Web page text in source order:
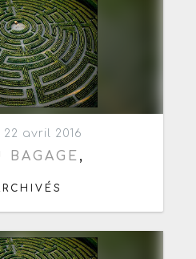
avril 2016
BAGAGE ,